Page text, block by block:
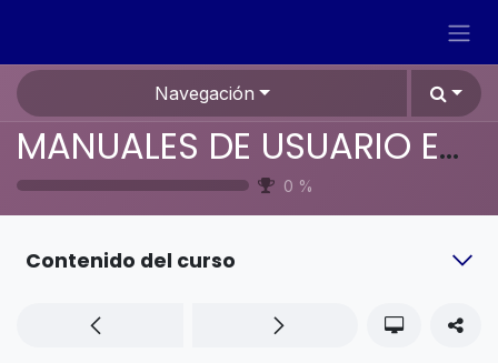
Navegación
MANUALES DE USUARIO EN ESPAÑOL ODOO 19
0 %
Contenido del curso